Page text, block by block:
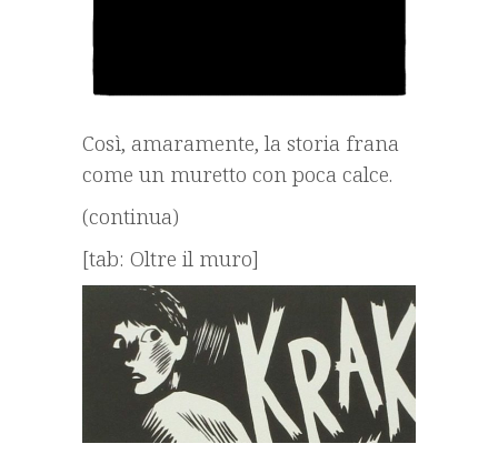
Così, amaramente, la storia frana
come un muretto con poca calce.
(continua)
[tab: Oltre il muro]